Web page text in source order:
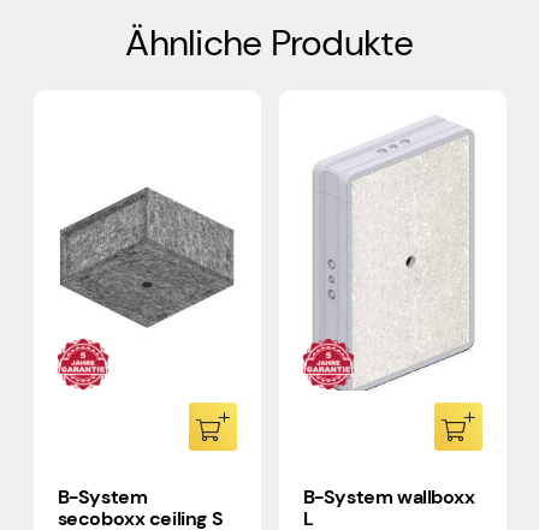
Ähnliche Produkte
B-System
secoboxx ceiling S
B-System wallboxx
L